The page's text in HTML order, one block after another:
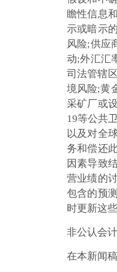
瞻性信息
示或暗示
风险;供应
动;外汇汇
司法管辖
境风险;黄
采矿厂或
19等公共
以及对全
务和偿还
因素导致
营业绩的
包含的预
时更新这
非公认会
在本新闻